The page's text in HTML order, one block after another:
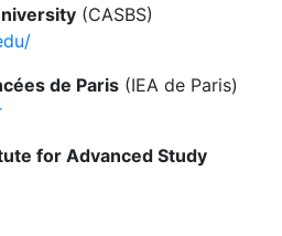
(CASBS)
de Paris (IEA de Paris)
for Advanced Study